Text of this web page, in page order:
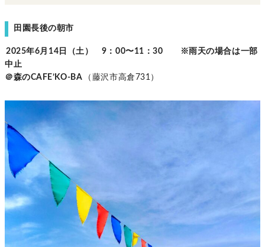
田園長後の朝市
2025年6月14日（土） 9：00〜11：30 ※雨天の場合は一部
中止
＠森のCAFE’KO-BA
（藤沢市高倉731）